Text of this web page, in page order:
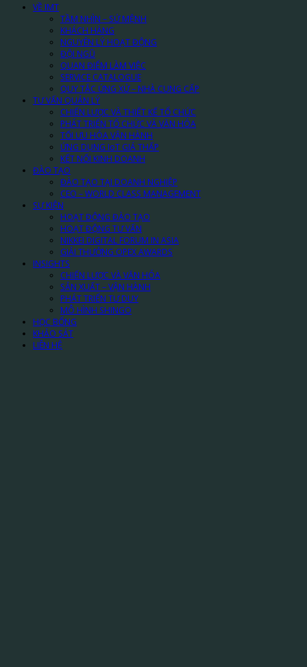
VỀ IMT
TẦM NHÌN – SỨ MỆNH
KHÁCH HÀNG
NGUYÊN LÝ HOẠT ĐỘNG
ĐỘI NGŨ
QUAN ĐIỂM LÀM VIỆC
SERVICE CATALOGUE
QUY TẮC ỨNG XỬ – NHÀ CUNG CẤP
TƯ VẤN QUẢN LÝ
CHIẾN LƯỢC VÀ THIẾT KẾ TỔ CHỨC
PHÁT TRIỂN TỔ CHỨC VÀ VĂN HÓA
TỐI ƯU HÓA VẬN HÀNH
ỨNG DỤNG IoT GIÁ THẤP
KẾT NỐI KINH DOANH
ĐÀO TẠO
ĐÀO TẠO TẠI DOANH NGHIỆP
CEO – WORLD CLASS MANAGEMENT
SỰ KIỆN
HOẠT ĐỘNG ĐÀO TẠO
HOẠT ĐỘNG TƯ VẤN
NIKKEI DIGITAL FORUM IN ASIA
GIẢI THƯỞNG OPEX AWARDS
INSIGHTS
CHIẾN LƯỢC VÀ VĂN HÓA
SẢN XUẤT – VẬN HÀNH
PHÁT TRIỂN TƯ DUY
MÔ HÌNH SHINGO
HỌC BỔNG
KHẢO SÁT
LIÊN HỆ